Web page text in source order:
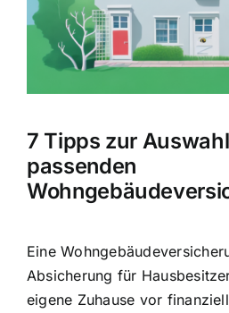
Hausratversicherung
Weitere Tarifvergleiche
Hilfe und Kontakt
7 Tipps zur
passenden
Eine
Absicherung für
eigene Zuhause vor